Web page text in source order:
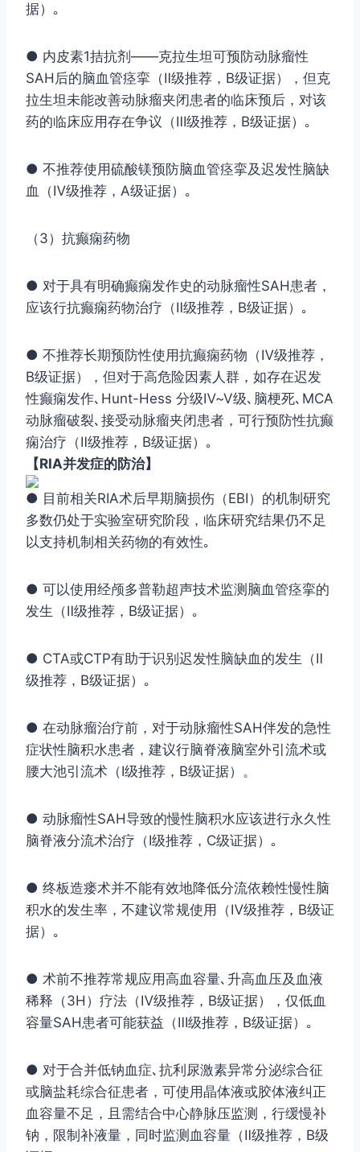
据）｡
● 内皮素1拮抗剂——克拉生坦可预防动脉瘤性
SAH后的脑血管痉挛（Ⅱ级推荐，B级证据），但克
拉生坦未能改善动脉瘤夹闭患者的临床预后，对该
药的临床应用存在争议（Ⅲ级推荐，B级证据）｡
● 不推荐使用硫酸镁预防脑血管痉挛及迟发性脑缺
血（Ⅳ级推荐，A级证据）｡
（3）抗癫痫药物
● 对于具有明确癫痫发作史的动脉瘤性SAH患者，
应该行抗癫痫药物治疗（Ⅱ级推荐，B级证据）｡
● 不推荐长期预防性使用抗癫痫药物（Ⅳ级推荐，
B级证据），但对于高危险因素人群，如存在迟发
性癫痫发作､Hunt-Hess 分级Ⅳ~Ⅴ级､脑梗死､MCA
动脉瘤破裂､接受动脉瘤夹闭患者，可行预防性抗癫
痫治疗（Ⅱ级推荐，B级证据）｡
【RIA并发症的防治】
● 目前相关RIA术后早期脑损伤（EBI）的机制研究
多数仍处于实验室研究阶段，临床研究结果仍不足
以支持机制相关药物的有效性｡
● 可以使用经颅多普勒超声技术监测脑血管痉挛的
发生（Ⅱ级推荐，B级证据）｡
● CTA或CTP有助于识别迟发性脑缺血的发生（Ⅱ
级推荐，B级证据）｡
● 在动脉瘤治疗前，对于动脉瘤性SAH伴发的急性
症状性脑积水患者，建议行脑脊液脑室外引流术或
腰大池引流术（Ⅰ级推荐，B级证据）。
● 动脉瘤性SAH导致的慢性脑积水应该进行永久性
脑脊液分流术治疗（Ⅰ级推荐，C级证据）｡
● 终板造瘘术并不能有效地降低分流依赖性慢性脑
积水的发生率，不建议常规使用（Ⅳ级推荐，B级证
据）｡
● 术前不推荐常规应用高血容量､升高血压及血液
稀释（3H）疗法（Ⅳ级推荐，B级证据），仅低血
容量SAH患者可能获益（Ⅲ级推荐，B级证据）｡
● 对于合并低钠血症､抗利尿激素异常分泌综合征
或脑盐耗综合征患者，可使用晶体液或胶体液纠正
血容量不足，且需结合中心静脉压监测，行缓慢补
钠，限制补液量，同时监测血容量（Ⅱ级推荐，B级